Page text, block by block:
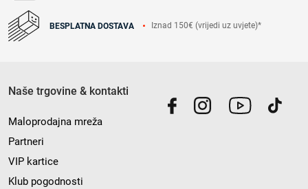
BESPLATNA DOSTAVA Iznad 150€ (vrijedi uz uvjete)*
Naše trgovine & kontakti
Maloprodajna mreža
Partneri
VIP kartice
Klub pogodnosti